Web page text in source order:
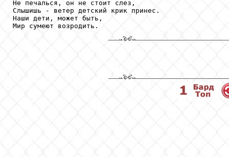
Не печалься, он не стоит слез,
Слышишь - ветер детский крик принес.
Наши дети, может быть,
Мир сумеют возродить.